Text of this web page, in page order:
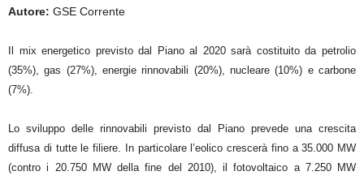
Autore: GSE Corrente
Il mix energetico previsto dal Piano al 2020 sarà costituito da petrolio
(35%), gas (27%), energie rinnovabili (20%), nucleare (10%) e carbone
(7%).
Lo sviluppo delle rinnovabili previsto dal Piano prevede una crescita
diffusa di tutte le filiere. In particolare l’eolico crescerà fino a 35.000 MW
(contro i 20.750 MW della fine del 2010), il fotovoltaico a 7.250 MW